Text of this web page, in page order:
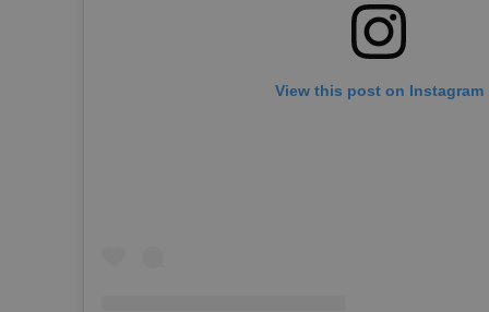
View this post on Instagram